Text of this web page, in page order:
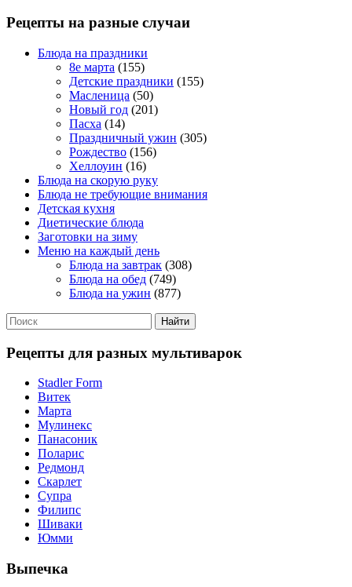
Рецепты на разные случаи
Блюда на праздники
8е марта (155)
Детские праздники (155)
Масленица (50)
Новый год (201)
Пасха (14)
Праздничный ужин (305)
Рождество (156)
Хеллоуин (16)
Блюда на скорую руку
Блюда не требующие внимания
Детская кухня
Диетические блюда
Заготовки на зиму
Меню на каждый день
Блюда на завтрак (308)
Блюда на обед (749)
Блюда на ужин (877)
Рецепты для разных мультиварок
Stadler Form
Витек
Марта
Мулинекс
Панасоник
Поларис
Редмонд
Скарлет
Супра
Филипс
Шиваки
Юмми
Выпечка